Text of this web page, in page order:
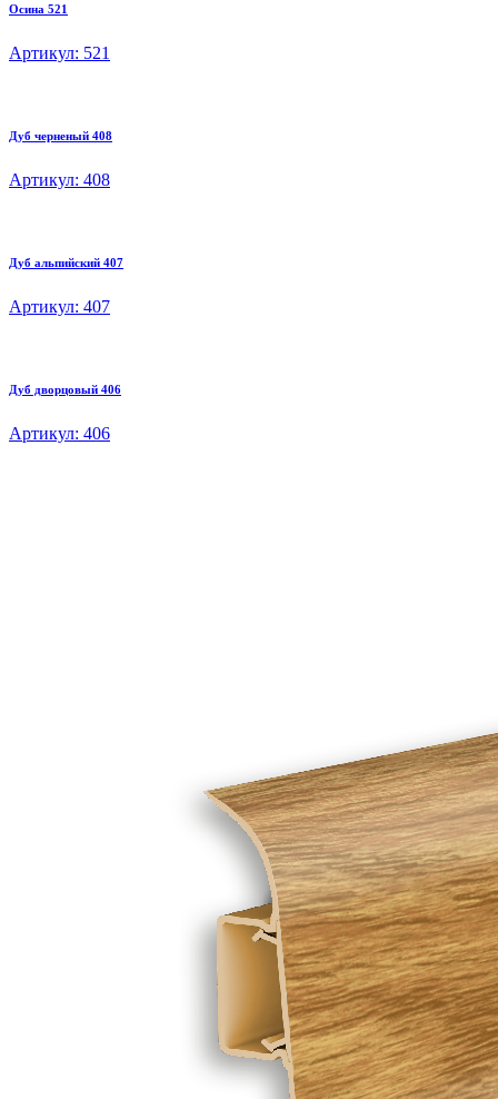
Осина 521
Артикул: 521
Дуб черненый 408
Артикул: 408
Дуб альпийский 407
Артикул: 407
Дуб дворцовый 406
Артикул: 406